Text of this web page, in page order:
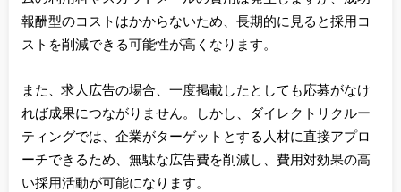
報酬型のコストはかからないため、長期的に見ると採用コ
ストを削減できる可能性が高くなります。
また、求人広告の場合、一度掲載したとしても応募がなけ
れば成果につながりません。しかし、ダイレクトリクルー
ティングでは、企業がターゲットとする人材に直接アプロ
ーチできるため、無駄な広告費を削減し、費用対効果の高
い採用活動が可能になります。